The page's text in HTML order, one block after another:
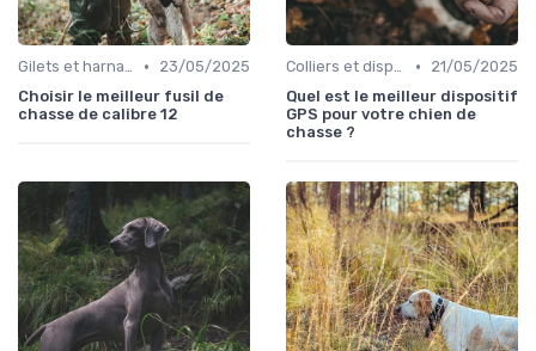
Gilets et harnais •
23/05/2025
Choisir le meilleur fusil de
chasse de calibre 12
Colliers et dispositifs de suivi •
21/05/2025
Quel est le meilleur dispositif
GPS pour votre chien de
chasse ?